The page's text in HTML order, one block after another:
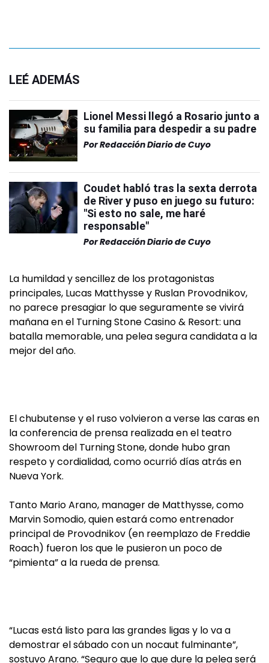
LEÉ ADEMÁS
Lionel Messi llegó a Rosario junto a
su familia para despedir a su padre
PorRedacción Diario de Cuyo
Coudet habló tras la sexta derrota
de River y puso en juego su futuro:
"Si esto no sale, me haré
responsable"
PorRedacción Diario de Cuyo
La humildad y sencillez de los protagonistas
principales, Lucas Matthysse y Ruslan Provodnikov,
no parece presagiar lo que seguramente se vivirá
mañana en el Turning Stone Casino & Resort: una
batalla memorable, una pelea segura candidata a la
mejor del año.
El chubutense y el ruso volvieron a verse las caras en
la conferencia de prensa realizada en el teatro
Showroom del Turning Stone, donde hubo gran
respeto y cordialidad, como ocurrió días atrás en
Nueva York.
Tanto Mario Arano, manager de Matthysse, como
Marvin Somodio, quien estará como entrenador
principal de Provodnikov (en reemplazo de Freddie
Roach) fueron los que le pusieron un poco de
“pimienta” a la rueda de prensa.
“Lucas está listo para las grandes ligas y lo va a
demostrar el sábado con un nocaut fulminante”,
sostuvo Arano. “Seguro que lo que dure la pelea será